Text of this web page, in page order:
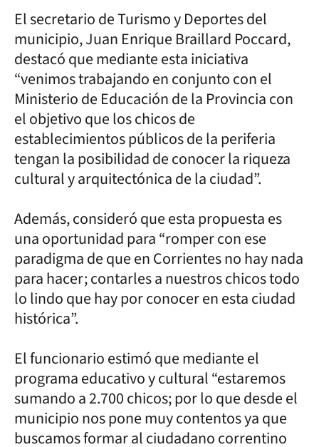
El secretario de Turismo y Deportes del
municipio, Juan Enrique Braillard Poccard,
destacó que mediante esta iniciativa
“venimos trabajando en conjunto con el
Ministerio de Educación de la Provincia con
el objetivo que los chicos de
establecimientos públicos de la periferia
tengan la posibilidad de conocer la riqueza
cultural y arquitectónica de la ciudad”.
Además, consideró que esta propuesta es
una oportunidad para “romper con ese
paradigma de que en Corrientes no hay nada
para hacer; contarles a nuestros chicos todo
lo lindo que hay por conocer en esta ciudad
histórica”.
El funcionario estimó que mediante el
programa educativo y cultural “estaremos
sumando a 2.700 chicos; por lo que desde el
municipio nos pone muy contentos ya que
buscamos formar al ciudadano correntino